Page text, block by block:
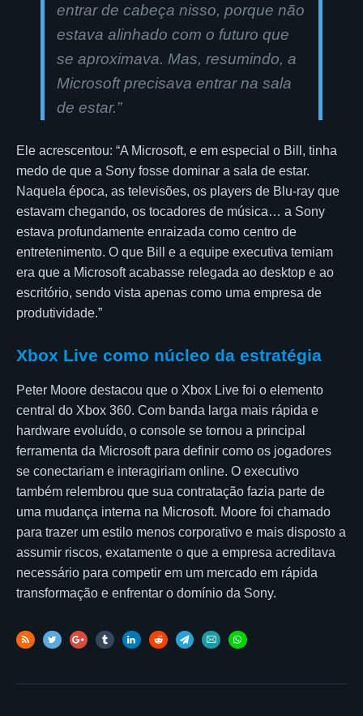
entrar de cabeça nisso, porque não
estava alinhado com o futuro que
se aproximava. Mas, resumindo, a
Microsoft precisava entrar na sala
de estar.”
Ele acrescentou: “A Microsoft, e em especial o Bill, tinha
medo de que a Sony fosse dominar a sala de estar.
Naquela época, as televisões, os players de Blu-ray que
estavam chegando, os tocadores de música… a Sony
estava profundamente enraizada como centro de
entretenimento. O que Bill e a equipe executiva temiam
era que a Microsoft acabasse relegada ao desktop e ao
escritório, sendo vista apenas como uma empresa de
produtividade.”
Xbox Live como núcleo da estratégia
Peter Moore destacou que o Xbox Live foi o elemento
central do Xbox 360. Com banda larga mais rápida e
hardware evoluído, o console se tornou a principal
ferramenta da Microsoft para definir como os jogadores
se conectariam e interagiriam online. O executivo
também relembrou que sua contratação fazia parte de
uma mudança interna na Microsoft. Moore foi chamado
para trazer um estilo menos corporativo e mais disposto a
assumir riscos, exatamente o que a empresa acreditava
necessário para competir em um mercado em rápida
transformação e enfrentar o domínio da Sony.